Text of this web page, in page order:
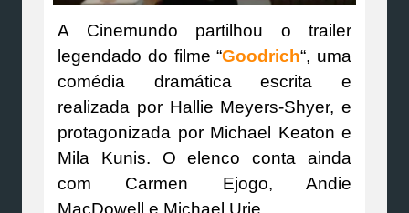
A Cinemundo partilhou o trailer
legendado do filme “Goodrich“, uma
comédia dramática escrita e
realizada por Hallie Meyers-Shyer, e
protagonizada por Michael Keaton e
Mila Kunis. O elenco conta ainda
com Carmen Ejogo, Andie
MacDowell e Michael Urie.